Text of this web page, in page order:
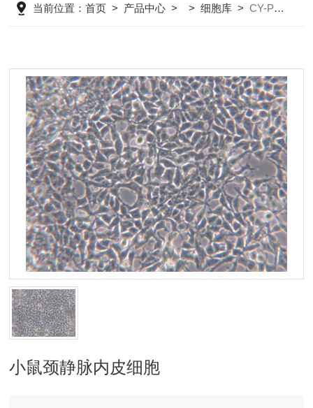
当前位置：首页 > 产品中心 > >细胞库 >CY-PC-M0032小鼠颈静脉内皮细胞
小鼠颈静脉内皮细胞